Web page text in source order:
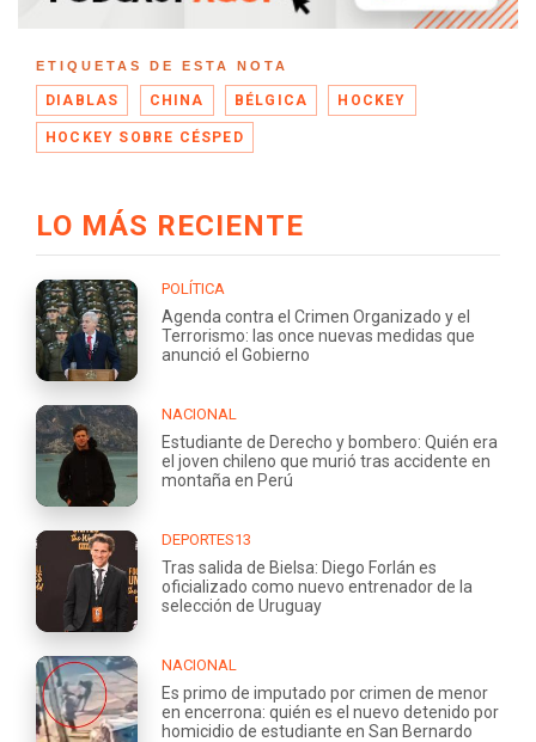
ETIQUETAS DE ESTA NOTA
DIABLAS CHINA BÉLGICA HOCKEY
HOCKEY SOBRE CÉSPED
LO MÁS RECIENTE
POLÍTICA
Agenda contra el Crimen Organizado y el
Terrorismo: las once nuevas medidas que
anunció el Gobierno
NACIONAL
Estudiante de Derecho y bombero: Quién era
el joven chileno que murió tras accidente en
montaña en Perú
DEPORTES13
Tras salida de Bielsa: Diego Forlán es
oficializado como nuevo entrenador de la
selección de Uruguay
NACIONAL
Es primo de imputado por crimen de menor
en encerrona: quién es el nuevo detenido por
homicidio de estudiante en San Bernardo